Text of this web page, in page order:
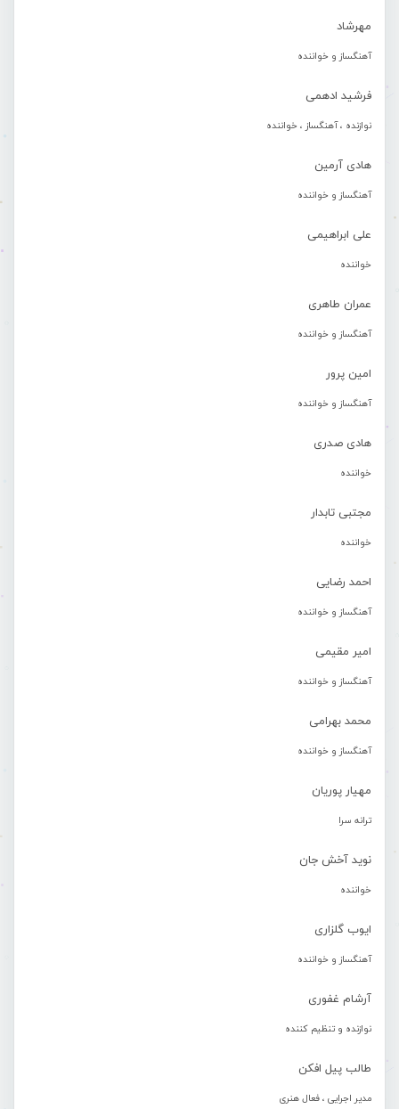
مهرشاد
آهنگساز و خواننده
فرشید ادهمی
نوازنده ، آهنگساز ، خواننده
هادی آرمین
آهنگساز و خواننده
علی ابراهیمی
خواننده
عمران طاهری
آهنگساز و خواننده
امین پرور
آهنگساز و خواننده
هادی صدری
خواننده
مجتبی تابدار
خواننده
احمد رضایی
آهنگساز و خواننده
امیر مقیمی
آهنگساز و خواننده
محمد بهرامی
آهنگساز و خواننده
مهیار پوریان
ترانه سرا
نوید آخش جان
خواننده
ایوب گلزاری
آهنگساز و خواننده
آرشام غفوری
نوازنده و تنظیم کننده
طالب پیل افکن
مدیر اجرایی ، فعال هنری